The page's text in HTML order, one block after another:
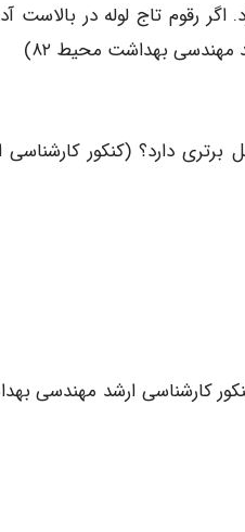
با تغییر مسیر به لوله ای به قطر ۳۵۰ میلیمتر میریزد. اگر رقوم تاج لوله در
دارد؟ (کنکور کارشناسی
کارشناسی ارشد مهندسی